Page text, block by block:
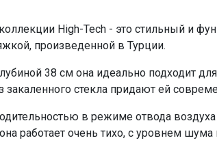
газовый амортизатор
234 Вт
да
электронное
2х2
коллекции High-Tech - это стильный и
произведенной в Турции.
38 см она идеально подходит
закаленного стекла придают ей
в режиме отвода
работает очень тихо, с уровнем шума